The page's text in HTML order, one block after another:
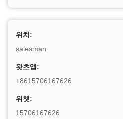
위치:
salesman
왓츠앱:
+8615706167626
위챗:
15706167626